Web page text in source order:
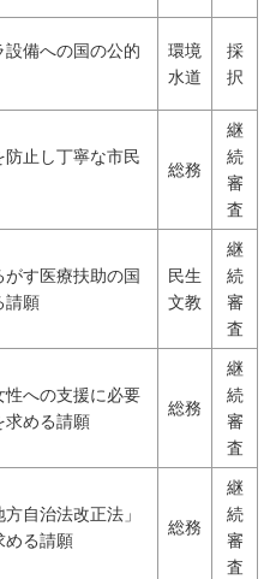
備への国の公的
環境
水道
採
択
防止し丁寧な市民
総務
継
続
審
査
す医療扶助の国
請願
民生
文教
継
続
審
査
性への支援に必要
求める請願
総務
継
続
審
査
自治法改正法」
める請願
総務
継
続
審
査